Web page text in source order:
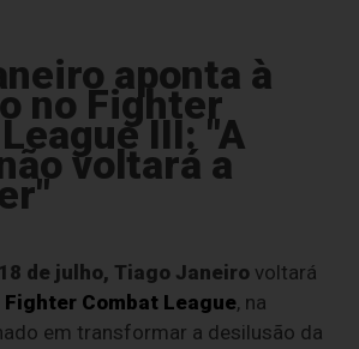
aponta à
no Fighter
III: "A
voltará a
de julho, Tiago Janeiro voltará
Fighter Combat League, na
em transformar a desilusão da